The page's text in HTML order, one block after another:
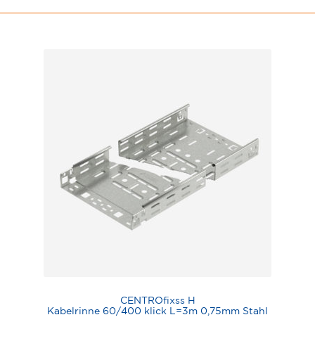
CENTROfixss H
Kabelrinne 60/400 klick L=3m 0,75mm Stahl